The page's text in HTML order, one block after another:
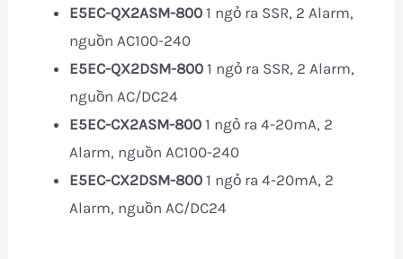
E5EC-QX2ASM-8001 ngỏ ra SSR, 2 Alarm,
nguồn AC100-240
E5EC-QX2DSM-800 1 ngỏ ra SSR, 2 Alarm,
nguồn AC/DC24
E5EC-CX2ASM-8001 ngỏ ra 4-20mA, 2
Alarm, nguồn AC100-240
E5EC-CX2DSM-800 1 ngỏ ra 4-20mA, 2
Alarm, nguồn AC/DC24